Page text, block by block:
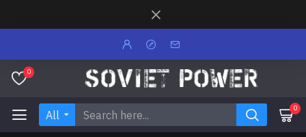
0
All 0